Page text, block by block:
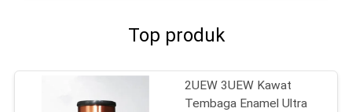
Top produk
2UEW 3UEW Kawat
Tembaga Enamel Ultra